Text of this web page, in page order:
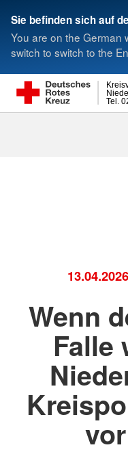
Sie befinden sich auf
You are on the German
switch to switch to the
Tel.
13.04.2026
Wenn
Falle